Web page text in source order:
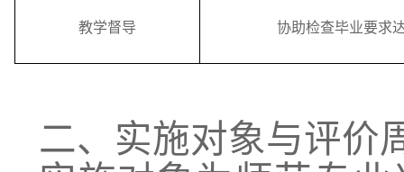
教学督导 协助检查毕业要求
二、实施对象与评价